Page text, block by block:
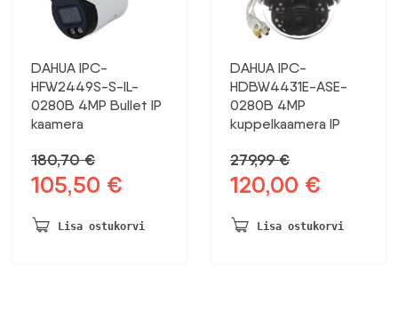
DAHUA IPC-
HFW2449S-S-IL-
0280B 4MP Bullet IP
kaamera
180,70€
Algne
oli:
105,50 €
on:
Lisa ostukorvi
DAHUA IPC-
HDBW4431E-ASE-
0280B 4MP
kuppelkaamera IP
279,99€
Algne
oli:
120,00 €
on:
Lisa ostukorvi